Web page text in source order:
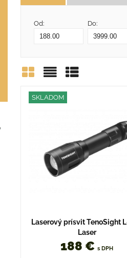
Od: Do:
Mriežka
ZoznamTabuľka
SKLADOM
Laserový prísvit TenoSight
Laser
188 €s DPH